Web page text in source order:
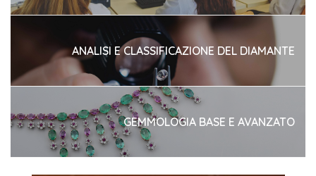
ANALISI E CLASSIFICAZIONE DEL DIAMANTE
GEMMOLOGIA BASE E AVANZATO